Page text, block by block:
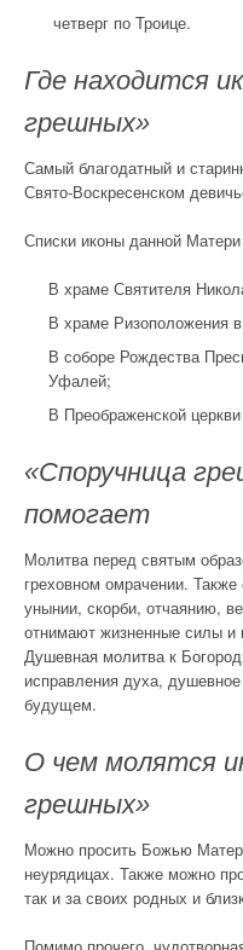
четверг по Троице.
Где находится
грешных»
Самый благодатный и
Свято-Воскресенском
Списки иконы данной
В храме Святителя
В храме Ризоположения
В соборе Рождества
Уфалей;
В Преображенской
«Споручница
помогает
Молитва перед святым
греховном омрачении.
унынии, скорби, отчаянию,
отнимают жизненные силы и
Душевная молитва к
исправления духа,
будущем.
О чем молятся
грешных»
Можно просить Божью
неурядицах. Также можно
так и за своих родных и